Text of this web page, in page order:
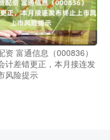
资 富通信息（000836）
计差错更正，本月接连发
风险提示